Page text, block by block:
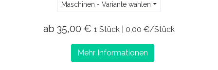
Maschinen - Variante wählen
ab 35,00 € 1 Stück | 0,00 €/Stück
Mehr Informationen